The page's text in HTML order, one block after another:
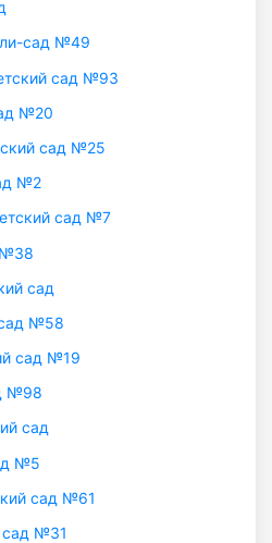
сад №49
сад №93
№20
сад №25
№2
сад №7
сад
№58
сад №19
№98
сад
№5
сад №61
№31